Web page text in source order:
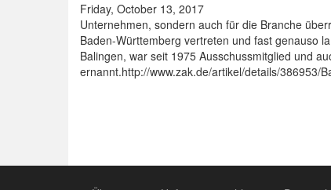
Friday, October 13, 2017
Unternehmen, sondern auch für die Branche
Baden-Württemberg vertreten und fast genauso
Balingen, war seit 1975 Ausschussmitglied und
ernannt.http://www.zak.de/artikel/details/386953/